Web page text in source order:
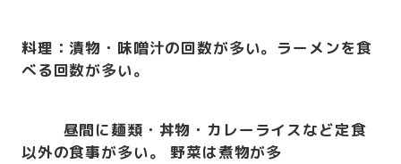
料理：漬物・味噌汁の回数が多い。ラーメンを食
べる回数が多い。
昼間に麺類・丼物・カレーライスなど定食
以外の食事が多い。 野菜は煮物が多